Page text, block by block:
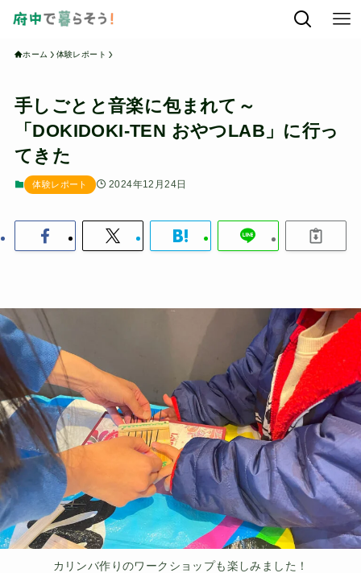
ホーム 体験レポート
手しごとと音楽に包まれて～
「DOKIDOKI-TEN おやつLAB」に行っ
てきた
体験レポート 2024年12月24日
カリンバ作りのワークショップも楽しみました！